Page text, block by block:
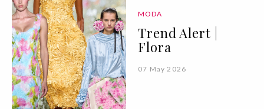
MODA
Trend Alert |
Flora
07 May 2026